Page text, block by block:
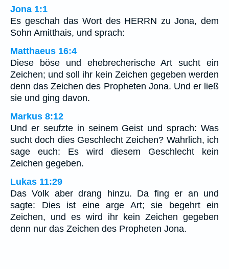
Jona 1:1
Es geschah das Wort des HERRN zu Jona, dem
Sohn Amitthais, und sprach:
Matthaeus 16:4
Diese böse und ehebrecherische Art sucht ein
Zeichen; und soll ihr kein Zeichen gegeben werden
denn das Zeichen des Propheten Jona. Und er ließ
sie und ging davon.
Markus 8:12
Und er seufzte in seinem Geist und sprach: Was
sucht doch dies Geschlecht Zeichen? Wahrlich, ich
sage euch: Es wird diesem Geschlecht kein
Zeichen gegeben.
Lukas 11:29
Das Volk aber drang hinzu. Da fing er an und
sagte: Dies ist eine arge Art; sie begehrt ein
Zeichen, und es wird ihr kein Zeichen gegeben
denn nur das Zeichen des Propheten Jona.